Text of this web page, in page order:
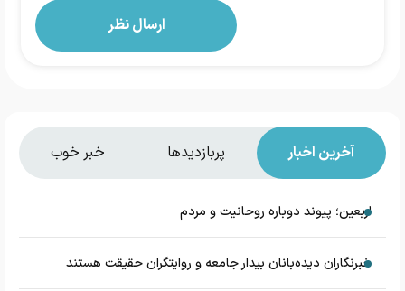
آخرین اخبار پربازدیدها خبر خوب
اربعین؛ پیوند دوباره روحانیت و مردم
خبرنگاران دیده‌بانان بیدار جامعه و روایتگران حقیقت هستند